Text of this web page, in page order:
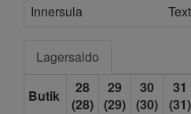
Innersula
Lagersaldo
Butik
28
(28)
29
(29)
30
(30)
31
(31)